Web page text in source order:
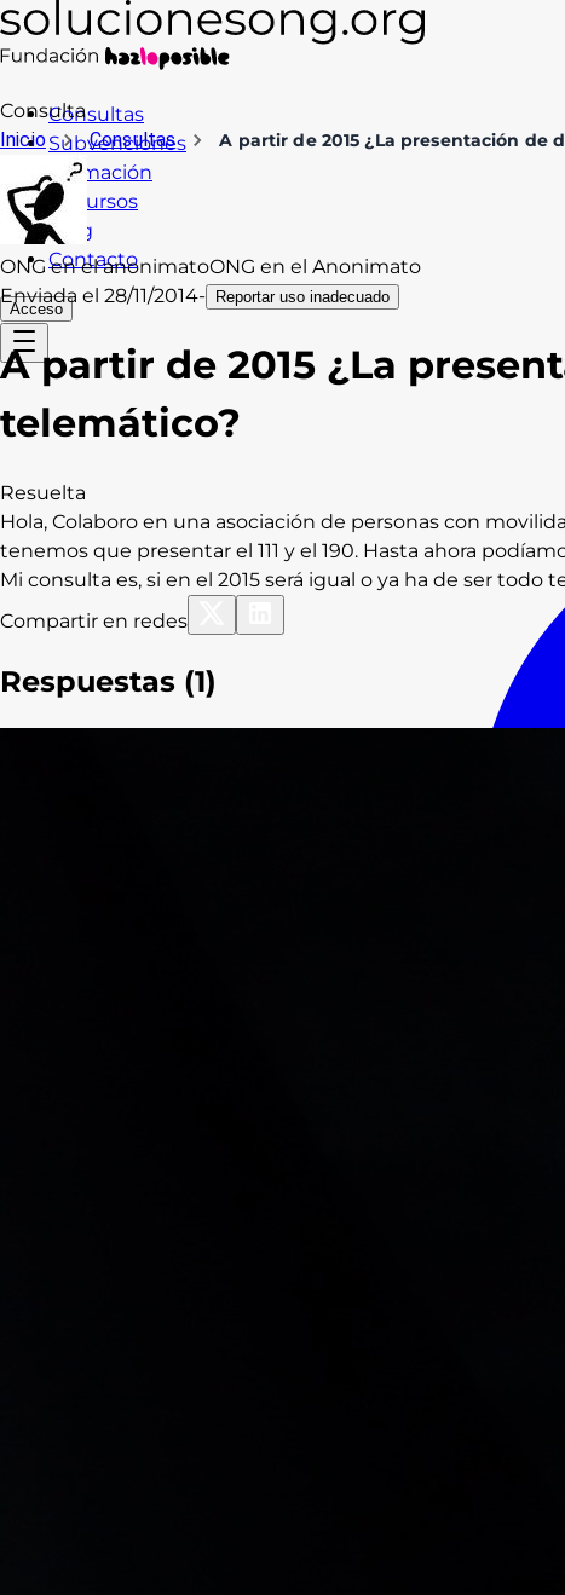
Consultas
Subvenciones
Formación
Recursos
Blog
Contacto
Acceso
Consulta
Inicio
Consultas A partir de 2015 ¿La presentación de
ONG en el anonimatoONG en el Anonimato
Enviada el 28/11/2014- Reportar uso inadecuado
A partir de 2015 ¿La
telemático?
Resuelta
Hola, Colaboro en una asociación de personas con
tenemos que presentar el 111 y el 190. Hasta ahora
Mi consulta es, si en el 2015 será igual o ya ha de ser todo
Compartir en redes
Respuestas (1)